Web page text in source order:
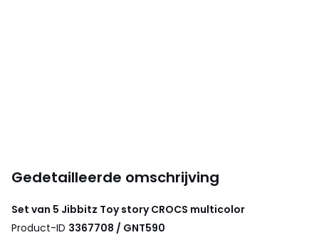
Gedetailleerde omschrijving
Set van 5 Jibbitz Toy storyCROCS multicolor
Product-ID 3367708 / GNT590